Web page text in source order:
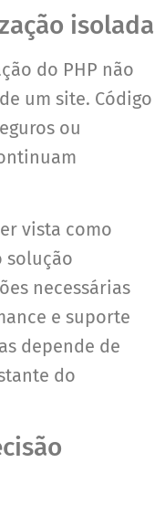
isolada
do PHP não
um site. Código
ou
vista como
solução
necessárias
e suporte
depende de
do